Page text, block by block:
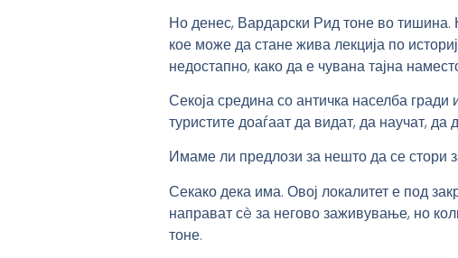
Но денес, Вардарски Рид тоне во
кое може да стане жива лекција по
недостапно, како да е чувана тајна
Секоја средина со античка населба
туристите доаѓаат да видат, да научат,
Имаме ли предлози за нешто да се стори
Секако дека има. Овој локалитет е под
направат сè за негово заживување, но
тоне.